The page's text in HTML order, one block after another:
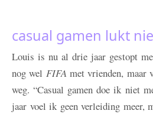
casual gamen lukt
Louis is nu al drie jaar gestopt
nog wel FIFA met vrienden,
weg. “Casual gamen doe ik niet
jaar voel ik geen verleiding meer,